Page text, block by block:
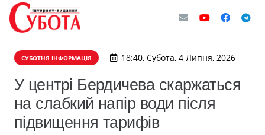
СУБОТНЯ ІНФОРМАЦІЯ 18:40, Субота, 4 Липня, 2026
У центрі Бердичева скаржаться
на слабкий напір води після
підвищення тарифів